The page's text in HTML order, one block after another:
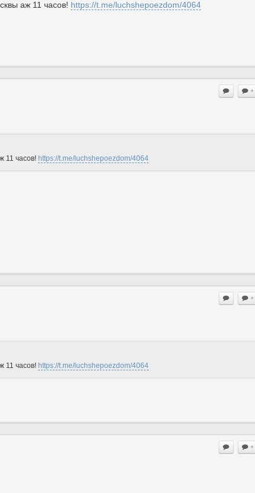
аж 11 часов! https://t.me/luchshepoezdom/4064
+
11 часов! https://t.me/luchshepoezdom/4064
+
11 часов! https://t.me/luchshepoezdom/4064
+